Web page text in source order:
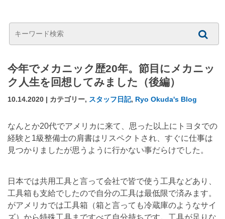
今年でメカニック歴20年。節目にメカニッ
ク人生を回想してみました（後編）
10.14.2020 | カテゴリー, スタッフ日記, Ryo Okuda's Blog
なんとか20代でアメリカに来て、 思った以上にトヨタでの
経験と1級整備士の肩書はリスペクトされ
すぐに仕事は
見つかりましたが思うように行かない事だらけでした。
日本では共用工具と言って会社で皆で使う工具などあり、
工具箱も支給でしたので自分の工具は最低限で済みます。
がアメリカでは工具箱（箱と言っても冷蔵庫のようなサイ